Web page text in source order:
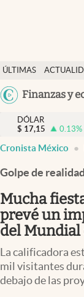
ÚLTIMAS
NOTICIAS
Finanzas y
Actualidad
Finanzas y economía
Dólar y mercados
Pc y celular
Vida y estilo
Tv
Clima
DÓLAR
$ 17,15 0.13%
Cronista México
Golpe de realidad
Mucha
prevé un
del Mundial
La calificadora
mil visitantes
debajo de las